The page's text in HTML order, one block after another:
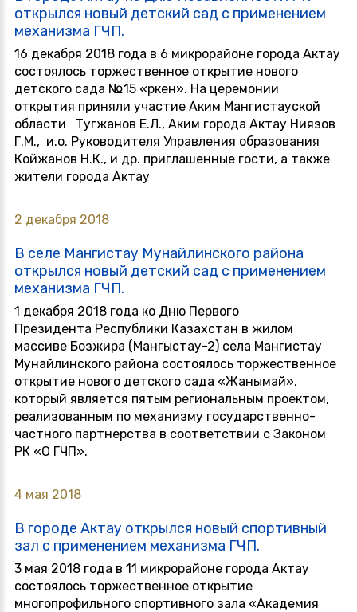
открылся новый детский сад с применением
механизма ГЧП.
16 декабря 2018 года в 6 микрорайоне города Актау
состоялось торжественное открытие нового
детского сада №15 «Өркен». На церемонии
открытия приняли участие Аким Мангистауской
области Тугжанов Е.Л., Аким города Актау Ниязов
Г.М., и.о. Руководителя Управления образования
Койжанов Н.К., и др. приглашенные гости, а также
жители города Актау
2 декабря 2018
В селе Мангистау Мунайлинского района
открылся новый детский сад с применением
механизма ГЧП.
1 декабря 2018 года ко Дню Первого
Президента Республики Казахстан в жилом
массиве Бозжира (Мангыстау-2) села Мангистау
Мунайлинского района состоялось торжественное
открытие нового детского сада «Жанымай»,
который является пятым региональным проектом,
реализованным по механизму государственно-
частного партнерства в соответствии с Законом
РК «О ГЧП».
4 мая 2018
В городе Актау открылся новый спортивный
зал с применением механизма ГЧП.
3 мая 2018 года в 11 микрорайоне города Актау
состоялось торжественное открытие
многопрофильного спортивного зала «Академия